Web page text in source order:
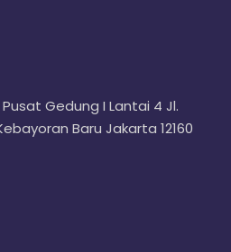
Gedung I Lantai 4 Jl.
Baru Jakarta 12160